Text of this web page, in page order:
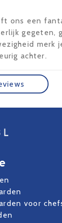
ons een
gegeten,
merk
achter.
voor